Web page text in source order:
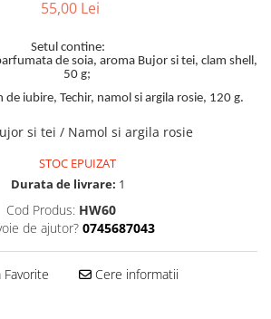
55,00 Lei
Setul contine:
de soia, aroma Bujor si tei, clam shell,
50 g;
de iubire, Techir, namol si argila rosie, 120 g.
si tei / Namol si argila rosie
STOC EPUIZAT
Durata de livrare: 1
Cod Produs: HW60
de ajutor? 0745687043
Cere informatii